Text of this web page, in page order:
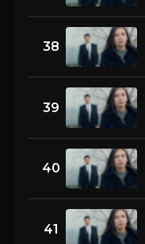
38
39
40
41